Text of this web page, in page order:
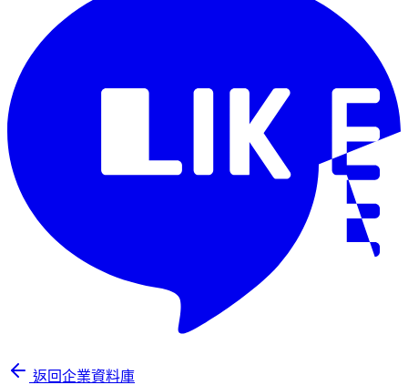
返回企業資料庫